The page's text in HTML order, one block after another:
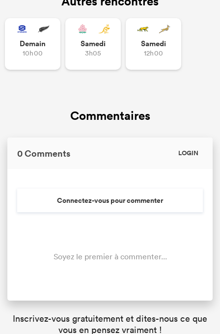
Demain
10h00
Samedi
3h05
Samedi
12h00
Commentaires
0 Comments LOGIN
Connectez-vous pour commenter
Soyez le premier à commenter...
Inscrivez-vous gratuitement et dites-nous ce que
vous en pensez vraiment !